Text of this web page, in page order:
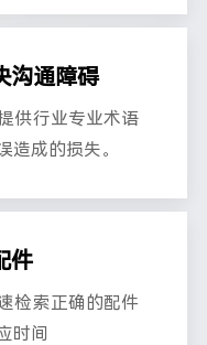
沟通障碍
供行业专业术语
造成的损失。
件
检索正确的配件
时间